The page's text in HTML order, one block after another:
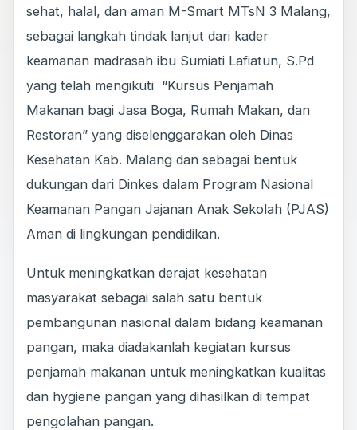
sehat, halal, dan aman M-Smart MTsN 3 Malang,
sebagai langkah tindak lanjut dari kader
keamanan madrasah ibu Sumiati Lafiatun, S.Pd
yang telah mengikuti “Kursus Penjamah
Makanan bagi Jasa Boga, Rumah Makan, dan
Restoran” yang diselenggarakan oleh Dinas
Kesehatan Kab. Malang dan sebagai bentuk
dukungan dari Dinkes dalam Program Nasional
Keamanan Pangan Jajanan Anak Sekolah (PJAS)
Aman di lingkungan pendidikan.
Untuk meningkatkan derajat kesehatan
masyarakat sebagai salah satu bentuk
pembangunan nasional dalam bidang keamanan
pangan, maka diadakanlah kegiatan kursus
penjamah makanan untuk meningkatkan kualitas
dan hygiene pangan yang dihasilkan di tempat
pengolahan pangan.